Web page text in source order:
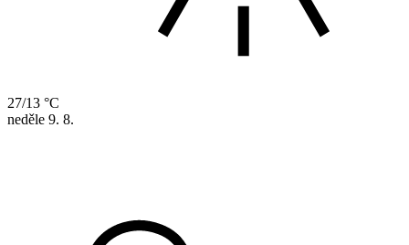
27/13 °C
neděle 9. 8.